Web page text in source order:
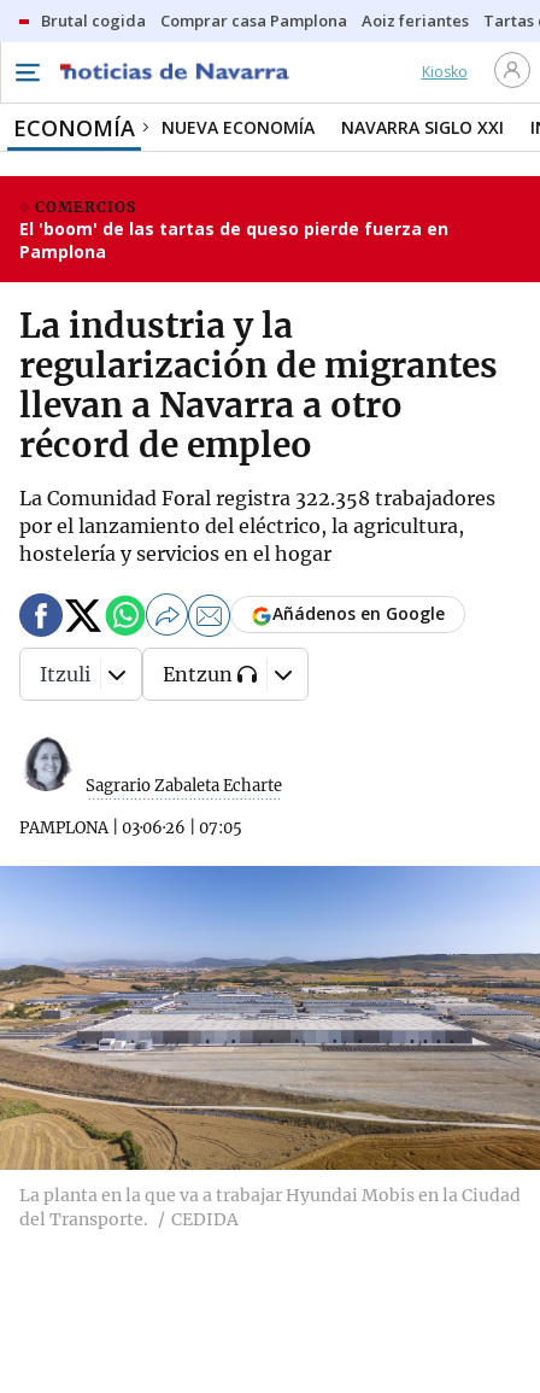
Brutal cogida Comprar casa Pamplona Aoiz feriantes Tartas
Kiosko
ECONOMÍA NUEVA ECONOMÍA NAVARRA SIGLO XXI
COMERCIOS
El 'boom' de las tartas de queso pierde fuerza en
Pamplona
La industria y la
regularización de migrantes
llevan a Navarra a otro
récord de empleo
La Comunidad Foral registra 322.358 trabajadores
por el lanzamiento del eléctrico, la agricultura,
hostelería y servicios en el hogar
Sagrario Zabaleta Echarte
PAMPLONA| 03·06·26 07:05
Añádenos en Google
Itzuli Entzun
La planta en la que va a trabajar Hyundai Mobis en la Ciudad
del Transporte.
CEDIDA